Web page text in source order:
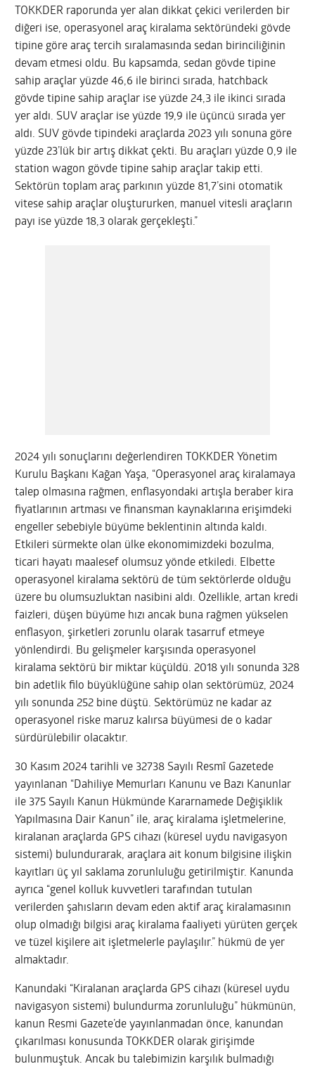
TOKKDER raporunda yer alan dikkat çekici verilerden bir
diğeri ise, operasyonel araç kiralama sektöründeki gövde
tipine göre araç tercih sıralamasında sedan birinciliğinin
devam etmesi oldu. Bu kapsamda, sedan gövde tipine
sahip araçlar yüzde 46,6 ile birinci sırada, hatchback
gövde tipine sahip araçlar ise yüzde 24,3 ile ikinci sırada
yer aldı. SUV araçlar ise yüzde 19,9 ile üçüncü sırada yer
aldı. SUV gövde tipindeki araçlarda 2023 yılı sonuna göre
yüzde 23’lük bir artış dikkat çekti. Bu araçları yüzde 0,9 ile
station wagon gövde tipine sahip araçlar takip etti.
Sektörün toplam araç parkının yüzde 81,7’sini otomatik
vitese sahip araçlar oluştururken, manuel vitesli araçların
payı ise yüzde 18,3 olarak gerçekleşti.”
2024 yılı sonuçlarını değerlendiren TOKKDER Yönetim
Kurulu Başkanı Kağan Yaşa, “Operasyonel araç kiralamaya
talep olmasına rağmen, enflasyondaki artışla beraber kira
fiyatlarının artması ve finansman kaynaklarına erişimdeki
engeller sebebiyle büyüme beklentinin altında kaldı.
Etkileri sürmekte olan ülke ekonomimizdeki bozulma,
ticari hayatı maalesef olumsuz yönde etkiledi. Elbette
operasyonel kiralama sektörü de tüm sektörlerde olduğu
üzere bu olumsuzluktan nasibini aldı. Özellikle, artan kredi
faizleri, düşen büyüme hızı ancak buna rağmen yükselen
enflasyon, şirketleri zorunlu olarak tasarruf etmeye
yönlendirdi. Bu gelişmeler karşısında operasyonel
kiralama sektörü bir miktar küçüldü. 2018 yılı sonunda 328
bin adetlik filo büyüklüğüne sahip olan sektörümüz, 2024
yılı sonunda 252 bine düştü. Sektörümüz ne kadar az
operasyonel riske maruz kalırsa büyümesi de o kadar
sürdürülebilir olacaktır.
30 Kasım 2024 tarihli ve 32738 Sayılı Resmî Gazetede
yayınlanan “Dahiliye Memurları Kanunu ve Bazı Kanunlar
ile 375 Sayılı Kanun Hükmünde Kararnamede Değişiklik
Yapılmasına Dair Kanun” ile, araç kiralama işletmelerine,
kiralanan araçlarda GPS cihazı (küresel uydu navigasyon
sistemi) bulundurarak, araçlara ait konum bilgisine ilişkin
kayıtları üç yıl saklama zorunluluğu getirilmiştir. Kanunda
ayrıca “genel kolluk kuvvetleri tarafından tutulan
verilerden şahısların devam eden aktif araç kiralamasının
olup olmadığı bilgisi araç kiralama faaliyeti yürüten gerçek
ve tüzel kişilere ait işletmelerle paylaşılır.” hükmü de yer
almaktadır.
Kanundaki “Kiralanan araçlarda GPS cihazı (küresel uydu
navigasyon sistemi) bulundurma zorunluluğu” hükmünün,
kanun Resmi Gazete’de yayınlanmadan önce, kanundan
çıkarılması konusunda TOKKDER olarak girişimde
bulunmuştuk. Ancak bu talebimizin karşılık bulmadığı